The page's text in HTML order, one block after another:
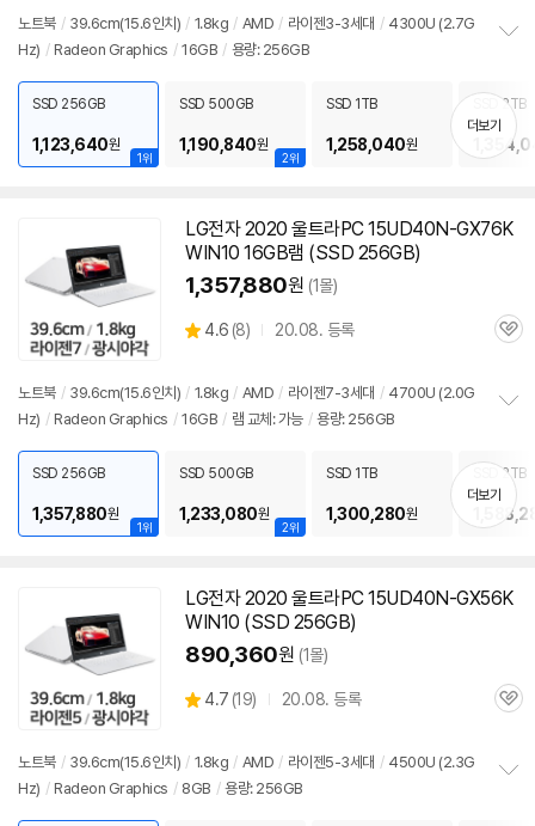
노트북 / 39.6cm(15.6인치) / 1.8kg / AMD / 라이젠3-3세대 / 4300U (2.7G
Hz) / Radeon Graphics / 16GB / 용량: 256GB
펼
치
기
1위
SSD 256GB
1,123,640원
2위
SSD 500GB
1,190,840원
SSD 1TB
1,258,040원
SSD 2TB
더보기
LG전자 2020 울트라PC 15UD40N-GX76K
WIN10 16GB램 (SSD 256GB)
1,357,880원 (1몰)
별
4.6 (상
뷰
8) 20.08. 등록
관
노트북 / 39.6cm(15.6인치) / 1.8kg / AMD / 라이젠7-3세대 / 4700U (2.0G
Hz) / Radeon Graphics / 16GB / 램 교체: 가능 / 용량: 256GB
펼
치
기
1위
SSD 256GB
1,357,880원
2위
SSD 500GB
1,233,080원
SSD 1TB
1,300,280원
SSD 2TB
더보기
LG전자 2020 울트라PC 15UD40N-GX56K
WIN10 (SSD 256GB)
890,360원 (1몰)
별
4.7 (상
뷰
19) 20.08. 등록
관
노트북 / 39.6cm(15.6인치) / 1.8kg / AMD / 라이젠5-3세대 / 4500U (2.3G
Hz) / Radeon Graphics / 8GB / 용량: 256GB